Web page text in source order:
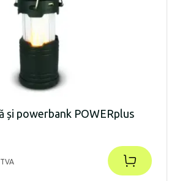
și powerbank POWERplus